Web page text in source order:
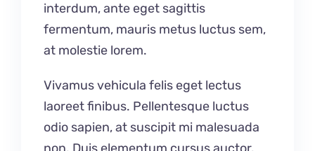
interdum, ante eget sagittis
fermentum, mauris metus luctus sem,
at molestie lorem.
Vivamus vehicula felis eget lectus
laoreet finibus. Pellentesque luctus
odio sapien, at suscipit mi malesuada